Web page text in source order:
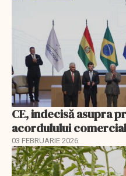
CE, indecisă asupra
acordulului
03 FEBRUARIE 2026